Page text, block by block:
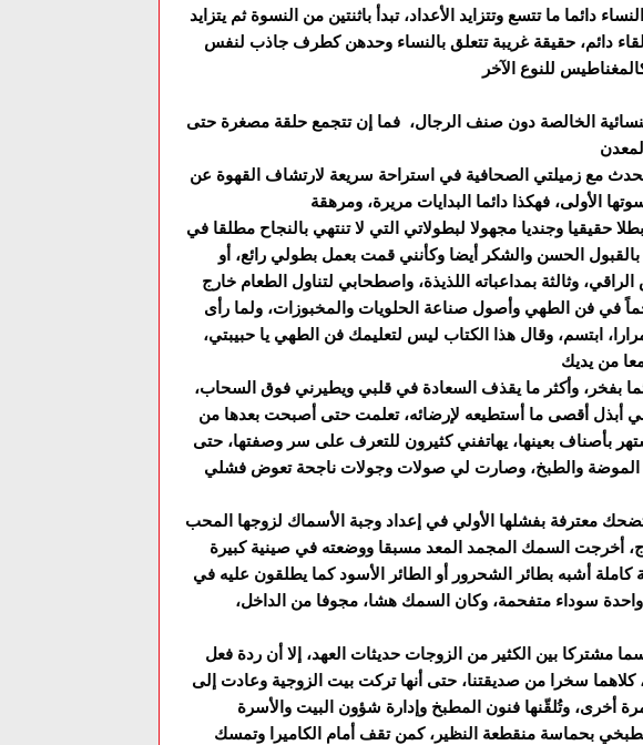
دائما ما تتسع وتتزايد الأعداد، تبدأ باثنتين من النسوة ثم يتزايد
لقاء دائم، حقيقة غريبة تتعلق بالنساء وحدهن كطرف جاذب لنفس
الخالصة دون صنف الرجال، فما إن تتجمع حلقة مصغرة حتى
مع زميلتي الصحافية في استراحة سريعة لارتشاف القهوة عن
حقيقيا وجنديا مجهولا لبطولاتي التي لا تنتهي بالنجاح مطلقا في
الحسن والشكر أيضا وكأنني قمت بعمل بطولي رائع، أو
وثالثة بمداعباته اللذيذة، واصطحابي لتناول الطعام خارج
في فن الطهي وأصول صناعة الحلويات والمخبوزات، ولما رأى
ابتسم، وقال هذا الكتاب ليس لتعليمك فن الطهي يا حبيبتي،
بفخر، وأكثر ما يقذف السعادة في قلبي ويطيرني فوق السحاب،
أبذل أقصى ما أستطيعه لإرضائه، تعلمت حتى أصبحت بعدها من
بأصناف بعينها، يهاتفني كثيرون للتعرف على سر وصفتها، حتى
والطبخ، وصارت لي صولات وجولات ناجحة تعوض فشلي
فتضحك معترفة بفشلها الأولي في إعداد وجبة الأسماك لزوجها المحب
أخرجت السمك المجمد المعد مسبقا ووضعته في صينية كبيرة
أشبه بطائر الشحرور أو الطائر الأسود كما يطلقون عليه في
واحدة سوداء متفحمة، وكان السمك هشا، مجوفا من الداخل،
مشتركا بين الكثير من الزوجات حديثات العهد، إلا أن ردة فعل
كلاهما سخرا من صديقتنا، حتى أنها تركت بيت الزوجية وعادت إلى
بحماسة منقطعة النظير، كمن تقف أمام الكاميرا وتمسك